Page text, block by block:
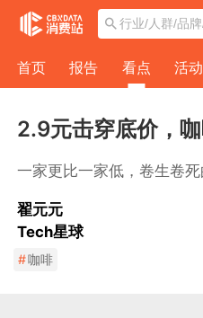
首页 报告 看点 活动
2.9元击穿底价，
一家更比一家低，卷生卷
翟元元
Tech星球
#咖啡